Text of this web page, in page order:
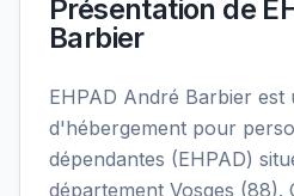
Présentation de
Barbier
EHPAD André Barbier est
d'hébergement pour
dépendantes (EHPAD)
département Vosges (88).